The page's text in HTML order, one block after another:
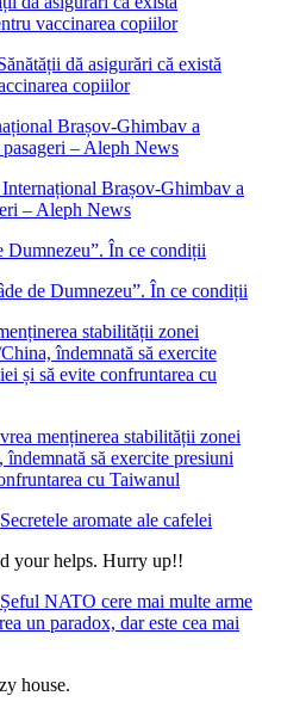
dă asigurări că există
copiilor
Brașov-Ghimbav a
– Aleph News
de Dumnezeu”. În ce condiții
menținerea stabilității zonei
să exercite presiuni
cu Taiwanul
Secretele aromate ale cafelei
your helps. Hurry up!!
Șeful NATO cere mai multe arme
un paradox, dar este cea mai
house.